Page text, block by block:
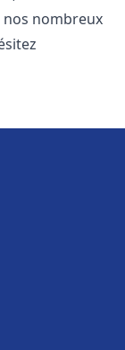
nombreux